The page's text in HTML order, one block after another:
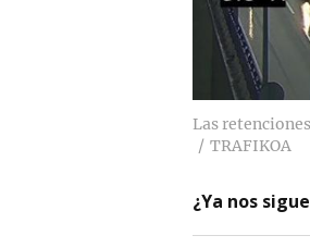
Las
TRAFIKOA
¿Ya nos